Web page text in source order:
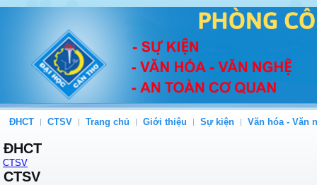
ĐHCT CTSV Trang chủ Giới thiệu Sự kiện Văn hóa - Văn
ĐHCT
CTSV
CTSV